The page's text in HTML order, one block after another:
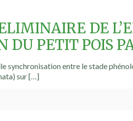
DE
DU PETIT POIS
synchronisation entre le stade
sur[…]